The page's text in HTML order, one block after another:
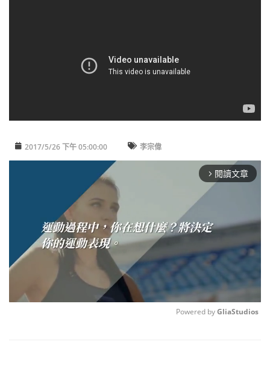
2017/5/26 下午 05:00:00 李宗偉
arrow_forward_ios 閱讀文章
Powered by GliaStudios